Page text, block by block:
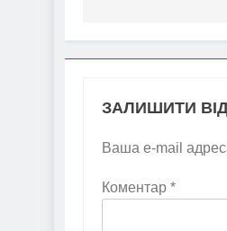
ЗАЛИШИТИ
Ваша e-mail
Коментар *